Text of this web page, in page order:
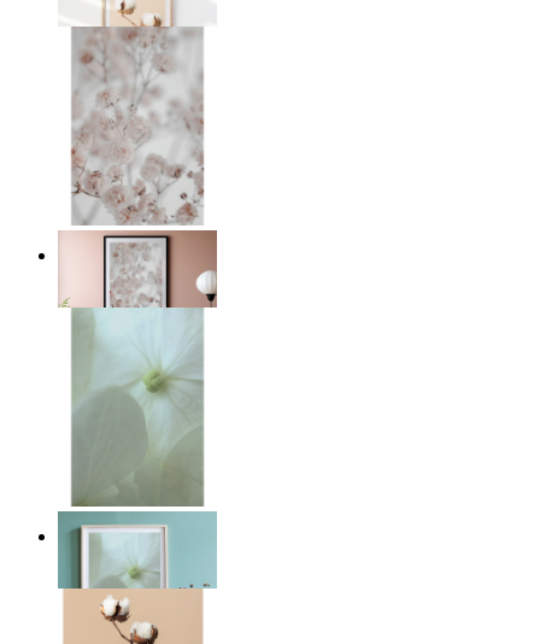
149 kr
Ljus rosa blomster
Från
149 kr
Viskande ljus
149 kr